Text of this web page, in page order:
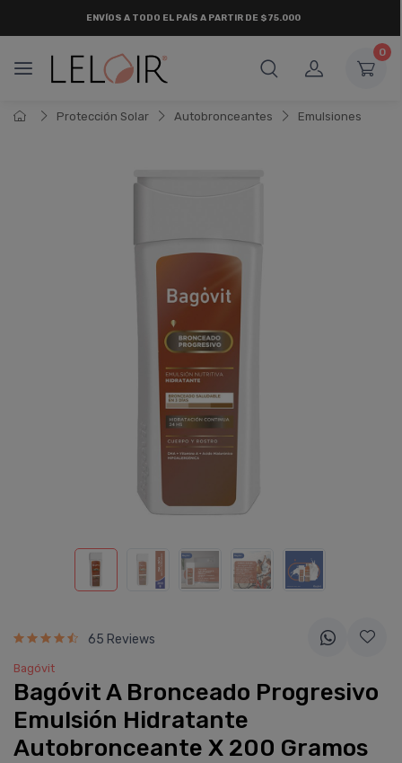
0
Protección Solar Autobronceantes Emulsiones
65 Reviews
Bagóvit
Bagóvit A Bronceado Progresivo
Emulsión Hidratante
Autobronceante X 200 Gramos